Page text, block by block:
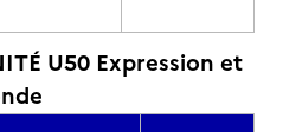
U50 Expression et